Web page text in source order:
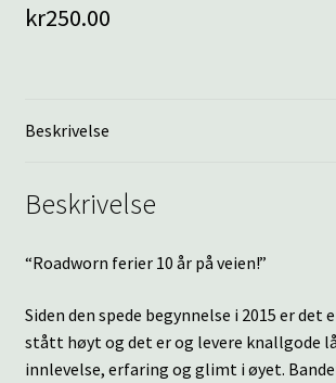
kr250.00
Beskrivelse
Beskrivelse
“Roadworn ferier 10 år på veien!”
Siden den spede begynnelse i 2015 er det
stått høyt og det er og levere knallgode
innlevelse, erfaring og glimt i øyet.